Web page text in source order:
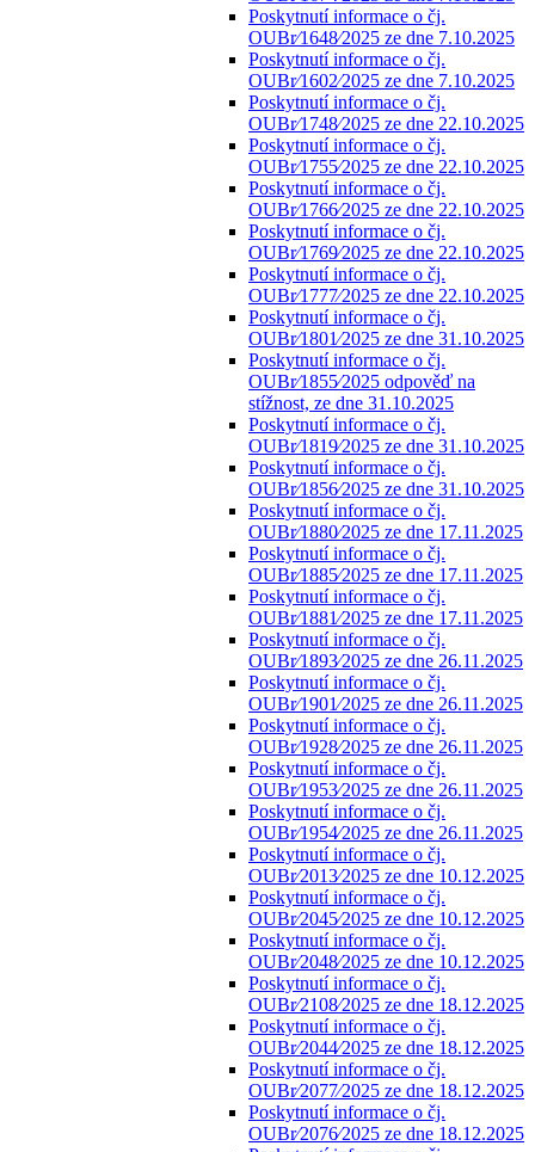
Poskytnutí informace o čj.
OUBr⁄1648⁄2025 ze dne 7.10.2025
Poskytnutí informace o čj.
OUBr⁄1602⁄2025 ze dne 7.10.2025
Poskytnutí informace o čj.
OUBr⁄1748⁄2025 ze dne 22.10.2025
Poskytnutí informace o čj.
OUBr⁄1755⁄2025 ze dne 22.10.2025
Poskytnutí informace o čj.
OUBr⁄1766⁄2025 ze dne 22.10.2025
Poskytnutí informace o čj.
OUBr⁄1769⁄2025 ze dne 22.10.2025
Poskytnutí informace o čj.
OUBr⁄1777⁄2025 ze dne 22.10.2025
Poskytnutí informace o čj.
OUBr⁄1801⁄2025 ze dne 31.10.2025
Poskytnutí informace o čj.
OUBr⁄1855⁄2025 odpověď na
stížnost, ze dne 31.10.2025
Poskytnutí informace o čj.
OUBr⁄1819⁄2025 ze dne 31.10.2025
Poskytnutí informace o čj.
OUBr⁄1856⁄2025 ze dne 31.10.2025
Poskytnutí informace o čj.
OUBr⁄1880⁄2025 ze dne 17.11.2025
Poskytnutí informace o čj.
OUBr⁄1885⁄2025 ze dne 17.11.2025
Poskytnutí informace o čj.
OUBr⁄1881⁄2025 ze dne 17.11.2025
Poskytnutí informace o čj.
OUBr⁄1893⁄2025 ze dne 26.11.2025
Poskytnutí informace o čj.
OUBr⁄1901⁄2025 ze dne 26.11.2025
Poskytnutí informace o čj.
OUBr⁄1928⁄2025 ze dne 26.11.2025
Poskytnutí informace o čj.
OUBr⁄1953⁄2025 ze dne 26.11.2025
Poskytnutí informace o čj.
OUBr⁄1954⁄2025 ze dne 26.11.2025
Poskytnutí informace o čj.
OUBr⁄2013⁄2025 ze dne 10.12.2025
Poskytnutí informace o čj.
OUBr⁄2045⁄2025 ze dne 10.12.2025
Poskytnutí informace o čj.
OUBr⁄2048⁄2025 ze dne 10.12.2025
Poskytnutí informace o čj.
OUBr⁄2108⁄2025 ze dne 18.12.2025
Poskytnutí informace o čj.
OUBr⁄2044⁄2025 ze dne 18.12.2025
Poskytnutí informace o čj.
OUBr⁄2077⁄2025 ze dne 18.12.2025
Poskytnutí informace o čj.
OUBr⁄2076⁄2025 ze dne 18.12.2025